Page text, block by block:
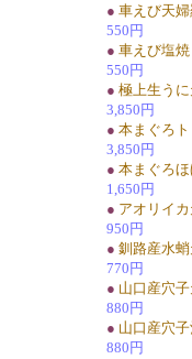
● 車えび天
550円
● 車えび塩
550円
● 極上生う
3,850円
● 本まぐろ
3,850円
● 本まぐろ
1,650円
● アオリイ
950円
● 釧路産水
770円
● 山口産穴
880円
● 山口産穴
880円